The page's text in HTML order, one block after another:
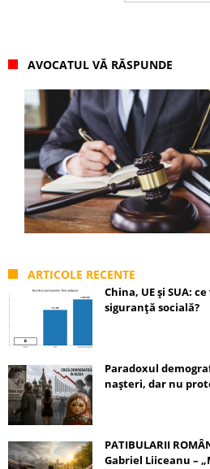
AVOCATUL VĂ RĂSPUNDE
ARTICOLE RECENTE
China, UE și SUA:
siguranță socială?
Paradoxul
nașteri, dar nu
PATIBULARII
Gabriel Liiceanu –